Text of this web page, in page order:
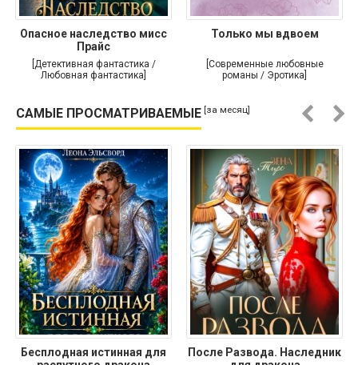
Опасное наследство мисс
Прайс
[Детективная фантастика /
Любовная фантастика]
Только мы вдвоем
[Современные любовные
романы / Эротика]
САМЫЕ ПРОСМАТРИВАЕМЫЕ [за месяц]
Бесплодная истинная для
После Развода. Наследник